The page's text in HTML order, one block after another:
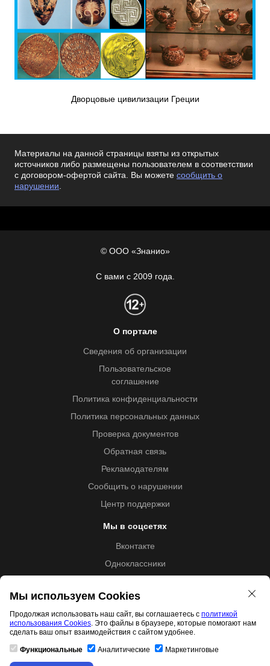
Дворцовые цивилизации Греции
Материалы на данной страницы взяты из открытых
источников либо размещены пользователем в соответствии
с договором-офертой сайта. Вы можете сообщить о
нарушении.
© ООО «Знанио»
С вами с 2009 года.
О портале
Сведения об организации
Пользовательское
соглашение
Политика конфиденциальности
Политика персональных данных
Проверка документов
Обратная связь
Рекламодателям
Сообщить о нарушении
Центр поддержки
Мы в соцсетях
Вконтакте
Одноклассники
Образовательная лицензия №5257 от 09.09.2020 (Л035-
01253-67/00192487)
Мы используем Cookies
Продолжая использовать наш сайт, вы соглашаетесь с политикой
использования Cookies. Это файлы в браузере, которые помогают нам
сделать ваш опыт взаимодействия с сайтом удобнее.
Функциональные Аналитические Маркетинговые